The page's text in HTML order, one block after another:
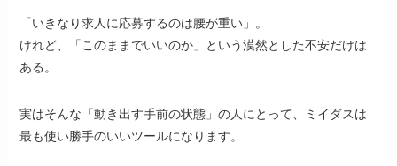
「いきなり求人に応募するのは腰が重い」。
けれど、「このままでいいのか」という漠然とした不安だけは
ある。
実はそんな「動き出す手前の状態」の人にとって、ミイダスは
最も使い勝手のいいツールになります。